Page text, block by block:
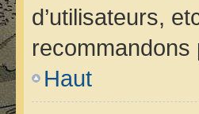
d’utilisateurs,
Haut